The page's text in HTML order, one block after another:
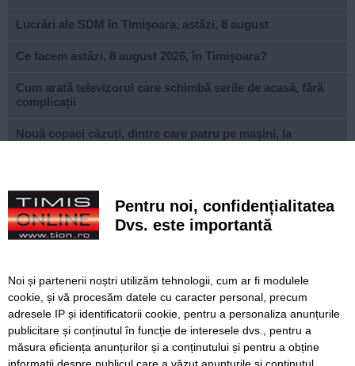
Lucrări ale SDM în Timișoara, astăzi, 8 august
Ce facem astăzi, 8 august 2026, în Timișoara?
Cum arată televizorul care schimbă serile de acasă, fără
complicații
Nouă copaci căzuți, dintre care patru pe mașini, la
Internațională de Inteligență Artificială
Documentarul săptămânii: „Monsters of God”, povestea
din spatele comerțului ilegal cu animale exotice
național la Gala Elevului Reprezentant
VIDEO. Arena „Eroii Timișoarei”, aproximativ 85% gata.
Când va fi montat gazonul și când va fi inaugurat
stadionul
Pentru noi, confidențialitatea
Dvs. este importantă
Noi și partenerii noștri utilizăm tehnologii, cum ar fi modulele
cookie, și vă procesăm datele cu caracter personal, precum
adresele IP și identificatorii cookie, pentru a personaliza anunțurile
publicitare și conținutul în funcție de interesele dvs., pentru a
măsura eficiența anunțurilor și a conținutului și pentru a obține